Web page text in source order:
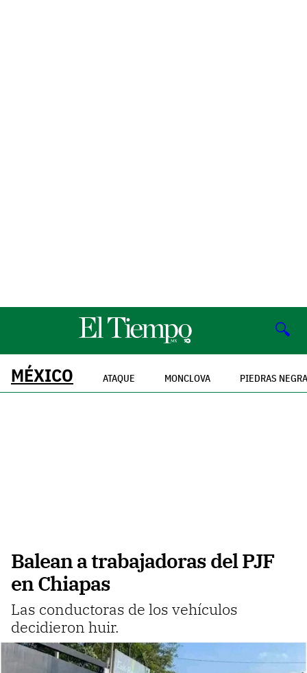
🔍
MÉXICO ATAQUE MONCLOVA PIEDRAS
Balean a trabajadoras del PJF
en Chiapas
Las conductoras de los vehículos
decidieron huir.